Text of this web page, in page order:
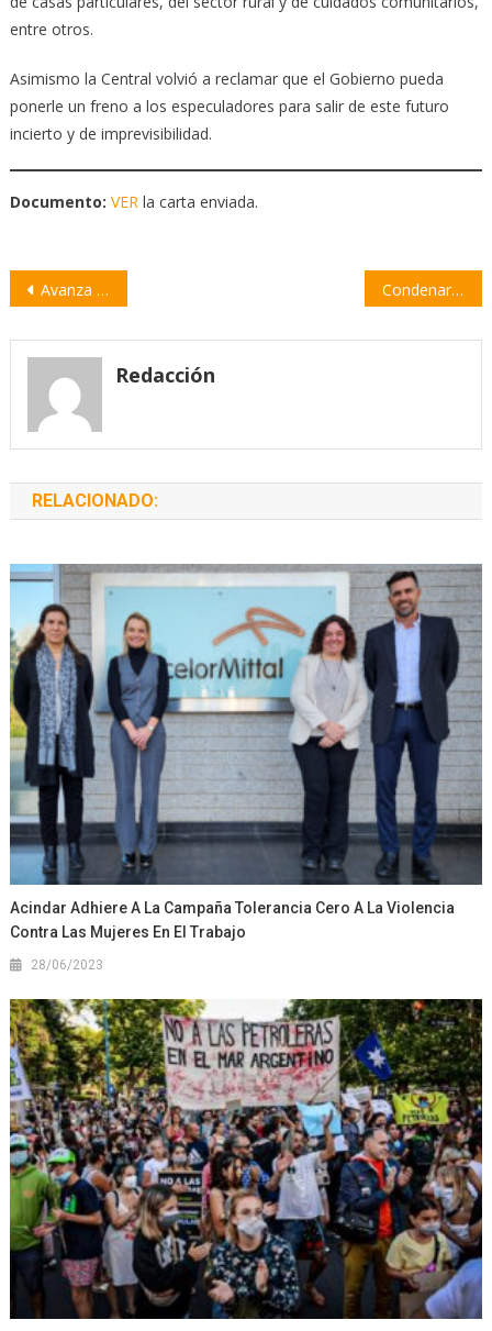
entre otros.
Asimismo la Central volvió a reclamar que el Gobierno pueda
ponerle un freno a los especuladores para salir de este futuro
incierto y de imprevisibilidad.
Documento: VERla carta enviada.
Navegación
entradas
Avanza el proyecto de Ley Integral de Tartamudez Condenaron a 13 años de cárcel a un docente por abusar de una niña
Redacción
RELACIONADO:
Acindar Adhiere A La Campaña Tolerancia Cero A La Violencia
Contra Las Mujeres En El Trabajo
28/06/2023